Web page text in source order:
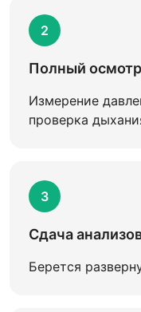
2
Полный
Измерение
проверка
3
Сдача
Берется